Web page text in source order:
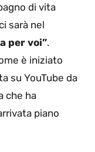
di vita
sarà nel
per voi”.
è iniziato
su YouTube da
che ha
piano